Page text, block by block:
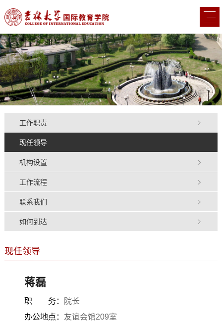
工作职责
现任领导
机构设置
工作流程
联系我们
如何到达
现任领导
蒋磊
职 务：
院长
办公地点： 友谊会馆209室